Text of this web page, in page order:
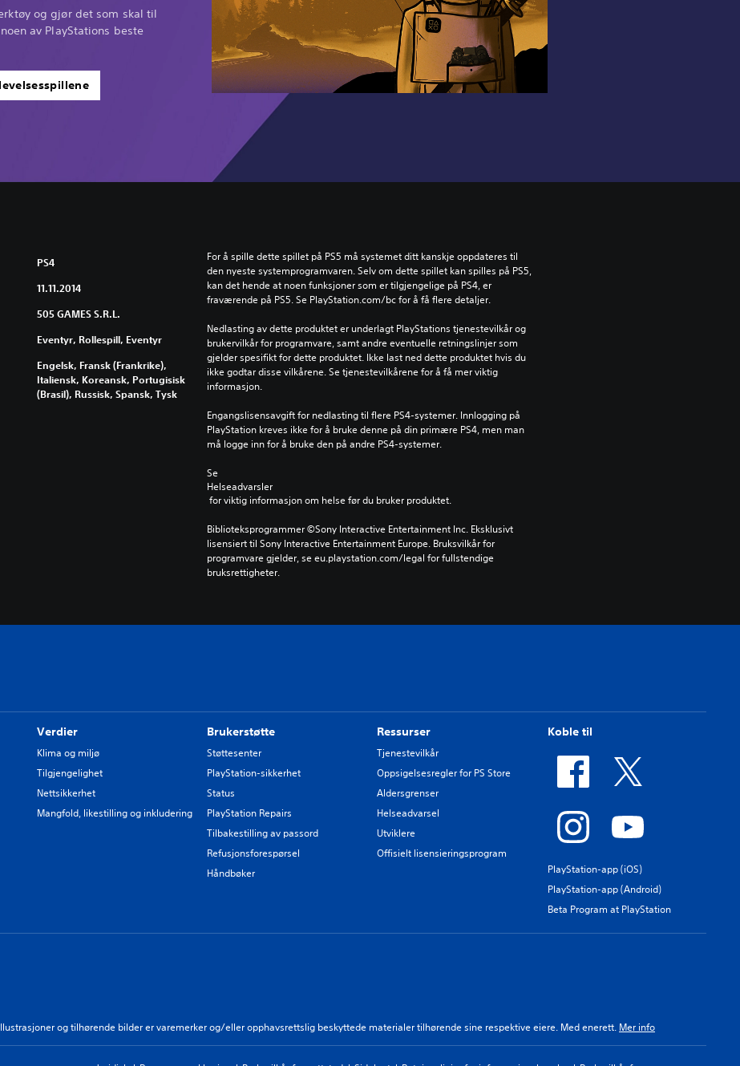
og gjør det som skal til
av PlayStations beste
PS4
11.11.2014
505 GAMES S.R.L.
Eventyr, Rollespill, Eventyr
Engelsk, Fransk (Frankrike),
Italiensk, Koreansk, Portugisisk
(Brasil), Russisk, Spansk, Tysk
For å spille dette spillet på PS5 må systemet ditt kanskje oppdateres til
den nyeste systemprogramvaren. Selv om dette spillet kan spilles på PS5,
kan det hende at noen funksjoner som er tilgjengelige på PS4, er
fraværende på PS5. Se PlayStation.com/bc for å få flere detaljer.
Nedlasting av dette produktet er underlagt PlayStations tjenestevilkår og
brukervilkår for programvare, samt andre eventuelle retningslinjer som
gjelder spesifikt for dette produktet. Ikke last ned dette produktet hvis du
ikke godtar disse vilkårene. Se tjenestevilkårene for å få mer viktig
informasjon.
Engangslisensavgift for nedlasting til flere PS4-systemer. Innlogging på
PlayStation kreves ikke for å bruke denne på din primære PS4, men man
må logge inn for å bruke den på andre PS4-systemer.
Se
Helseadvarsler
for viktig informasjon om helse før du bruker produktet.
Biblioteksprogrammer ©Sony Interactive Entertainment Inc. Eksklusivt
lisensiert til Sony Interactive Entertainment Europe. Bruksvilkår for
programvare gjelder, se eu.playstation.com/legal for fullstendige
bruksrettigheter.
Verdier
Klima og miljø
Tilgjengelighet
Nettsikkerhet
Mangfold, likestilling og inkludering
Brukerstøtte
Støttesenter
PlayStation-sikkerhet
Status
PlayStation Repairs
Tilbakestilling av passord
Refusjonsforespørsel
Håndbøker
Ressurser
Tjenestevilkår
Oppsigelsesregler for PS Store
Aldersgrenser
Helseadvarsel
Utviklere
Offisielt lisensieringsprogram
Koble til
PlayStation-app (iOS)
PlayStation-app (Android)
Beta Program at PlayStation
og tilhørende bilder er varemerker og/eller opphavsrettslig beskyttede materialer tilhørende sine respektive eiere. Med enerett. Mer info